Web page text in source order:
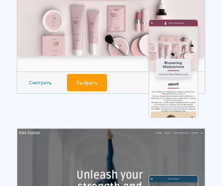
Смотреть Выбрать